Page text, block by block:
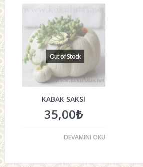
KABAK SAKSI
35,00₺
DEVAMINI OKU